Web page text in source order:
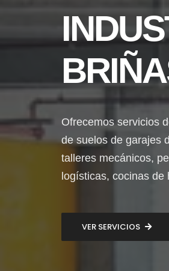
Ofrecemos servicios
de suelos de garajes
talleres mecánicos,
logísticas, cocinas de
VER SERVICIOS